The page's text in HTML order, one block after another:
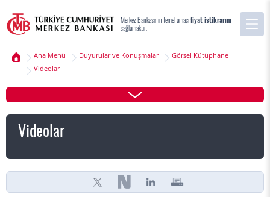
Merkez Bankasının temel amacıfiyat istikrarını
sağlamaktır.
Ana Menü Duyurular ve Konuşmalar
Görsel Kütüphane
Videolar
Videolar